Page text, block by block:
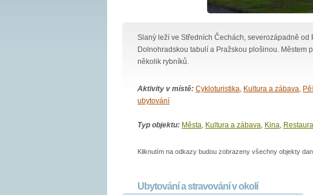
Slaný leží ve Středních Čechách, severozápadně od
Dolnohradskou tabulí a Pražskou plošinou. Městem
několik rybníků.
Aktivity v místě: Cykloturistika, Kultura a zábava,
ubytování
Typ objektu: Města, Kultura a zábava, Kina,
Kliknutím na odkazy budou zobrazeny všechny objekty
Ubytování a stravování v okolí